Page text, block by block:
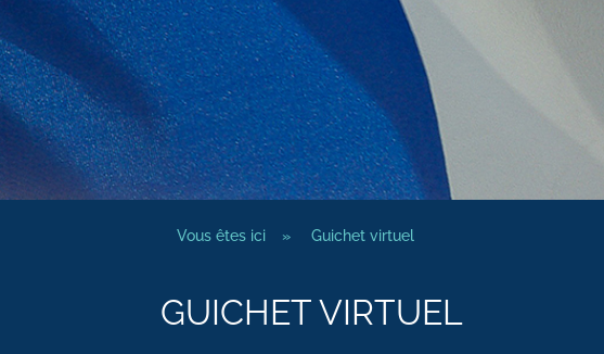
Vous êtes ici » Guichet virtuel
GUICHET VIRTUEL